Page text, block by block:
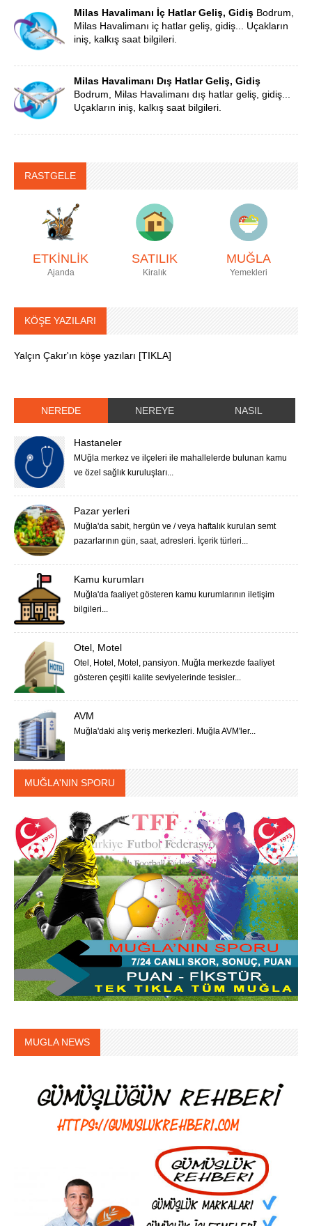
Milas Havalimanı İç Hatlar Geliş, Gidiş Bodrum,
Milas Havalimanı iç hatlar geliş, gidiş... Uçakların
iniş, kalkış saat bilgileri.
Milas Havalimanı Dış Hatlar Geliş, Gidiş
Bodrum, Milas Havalimanı dış hatlar geliş, gidiş...
Uçakların iniş, kalkış saat bilgileri.
RASTGELE
ETKİNLİK
Ajanda
SATILIK
Kiralık
MUĞLA
Yemekleri
KÖŞE YAZILARI
Yalçın Çakır'ın köşe yazıları [TIKLA]
NEREDE NEREYE NASIL
Hastaneler
MUğla merkez ve ilçeleri ile mahallelerde bulunan kamu
ve özel sağlık kuruluşları...
Pazar yerleri
Muğla'da sabit, hergün ve / veya haftalık kurulan semt
pazarlarının gün, saat, adresleri. İçerik türleri...
Kamu kurumları
Muğla'da faaliyet gösteren kamu kurumlarının iletişim
bilgileri...
Otel, Motel
Otel, Hotel, Motel, pansiyon. Muğla merkezde faaliyet
gösteren çeşitli kalite seviyelerinde tesisler...
AVM
Muğla'daki alış veriş merkezleri. Muğla AVM'ler...
MUĞLA'NIN SPORU
MUGLA NEWS